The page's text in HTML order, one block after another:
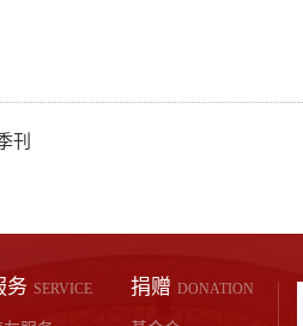
刊
务 SERVICE 捐赠 DONATION